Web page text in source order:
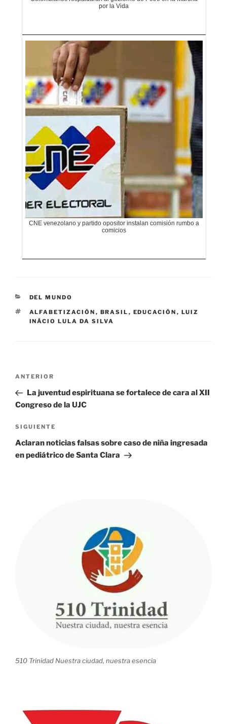
por la Vida
CNE venezolano y partido opositor instalan comisión rumbo a
comicios
CATEGORÍAS
DEL MUNDO
ETIQUETAS
ALFABETIZACIÓN , BRASIL , EDUCACIÓN , LUIZ
INÁCIO LULA DA SILVA
Navegación
entradas
Entrada
anterior:
ANTERIOR
La juventud espirituana se fortalece de cara al XII
Congreso de la UJC
Siguiente
entrada
SIGUIENTE
Aclaran noticias falsas sobre caso de niña ingresada
en pediátrico de Santa Clara
510 Trinidad Nuestra ciudad, nuestra esencia